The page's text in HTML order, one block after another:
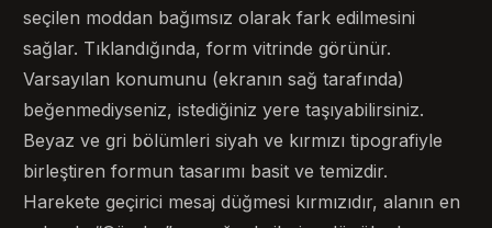
seçilen moddan bağımsız olarak fark edilmesini
sağlar. Tıklandığında, form vitrinde görünür.
Varsayılan konumunu (ekranın sağ tarafında)
beğenmediyseniz, istediğiniz yere taşıyabilirsiniz.
Beyaz ve gri bölümleri siyah ve kırmızı tipografiyle
birleştiren formun tasarımı basit ve temizdir.
Harekete geçirici mesaj düğmesi kırmızıdır, alanın en